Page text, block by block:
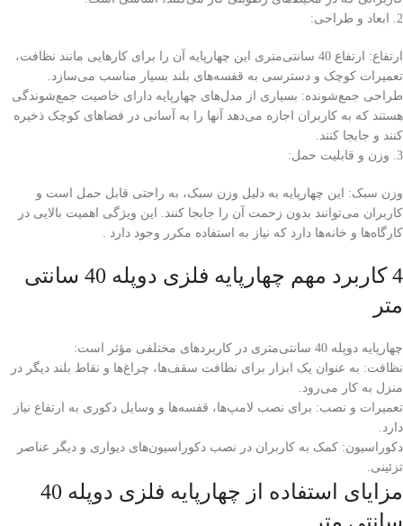
2. ابعاد و طراحی:
ارتفاع: ارتفاع 40 سانتی‌متری این چهارپایه آن را برای کارهایی مانند نظافت،
تعمیرات کوچک و دسترسی به قفسه‌های بلند بسیار مناسب می‌سازد.
طراحی جمع‌شونده: بسیاری از مدل‌های چهارپایه دارای خاصیت جمع‌شوندگی
هستند که به کاربران اجازه می‌دهد آنها را به آسانی در فضاهای کوچک ذخیره
کنند و جابجا کنند.
3. وزن و قابلیت حمل:
وزن سبک: این چهارپایه به دلیل وزن سبک، به راحتی قابل حمل است و
کاربران می‌توانند بدون زحمت آن را جابجا کنند. این ویژگی اهمیت بالایی در
کارگاه‌ها و خانه‌ها دارد که نیاز به استفاده مکرر وجود دارد .
4 کاربرد مهم چهارپایه فلزی دوپله 40 سانتی
متر
چهارپایه دوپله 40 سانتی‌متری در کاربردهای مختلفی مؤثر است:
نظافت: به عنوان یک ابزار برای نظافت سقف‌ها، چراغ‌ها و نقاط بلند دیگر در
منزل به کار می‌رود.
تعمیرات و نصب: برای نصب لامپ‌ها، قفسه‌ها و وسایل دکوری به ارتفاع نیاز
دارد.
دکوراسیون: کمک به کاربران در نصب دکوراسیون‌های دیواری و دیگر عناصر
تزئینی.
مزایای استفاده از چهارپایه فلزی دوپله 40